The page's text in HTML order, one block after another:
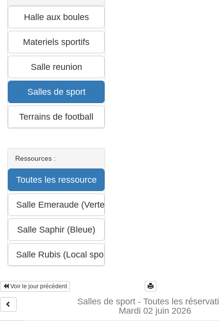
Ressources :
Voir le jour précédent
Salles de sport - Toutes les
Mardi 02 juin 2026